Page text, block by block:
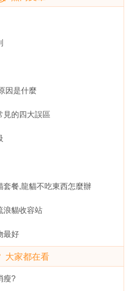
因是什麼
見的四大誤區
套餐,龍貓不吃東西怎麼辦
浪貓收容站
最好
大家都在看
瘦?